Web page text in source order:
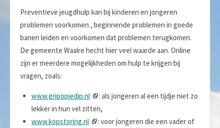
Preventieve jeugdhulp kan bij kinderen en jongeren
problemen voorkomen , beginnende problemen in goede
banen leiden en voorkomen dat problemen terugkomen.
De gemeente Waalre hecht hier veel waarde aan. Online
zijn er meerdere mogelijkheden om hulp te krijgen bij
vragen, zoals:
www.gripopjedip.nl
: als jongeren al een tijdje niet zo
lekker in hun vel zitten,
www.kopstoring.nl
: voor jongeren die een vader of